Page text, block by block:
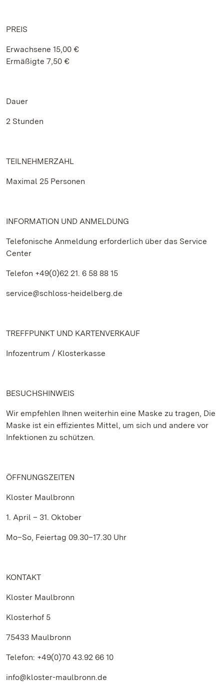
PREIS
Erwachsene 15,00 €
Ermäßigte 7,50 €
Dauer
2 Stunden
TEILNEHMERZAHL
Maximal 25 Personen
INFORMATION UND ANMELDUNG
Telefonische Anmeldung erforderlich über das Service
Center
Telefon +49(0)62 21. 6 58 88 15
service@schloss-heidelberg.de
TREFFPUNKT UND KARTENVERKAUF
Infozentrum / Klosterkasse
BESUCHSHINWEIS
Wir empfehlen Ihnen weiterhin eine Maske zu tragen, Die
Maske ist ein effizientes Mittel, um sich und andere vor
Infektionen zu schützen.
ÖFFNUNGSZEITEN
Kloster Maulbronn
1. April – 31. Oktober
Mo–So, Feiertag 09.30–17.30 Uhr
KONTAKT
Kloster Maulbronn
Klosterhof 5
75433 Maulbronn
Telefon: +49(0)70 43.92 66 10
info@kloster-maulbronn.de